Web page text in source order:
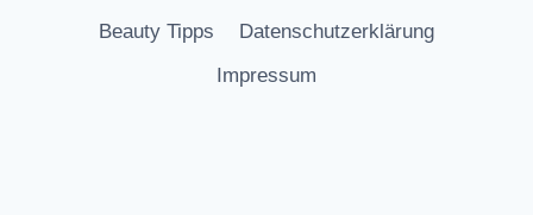
Beauty Tipps
Datenschutzerklärung
Impressum